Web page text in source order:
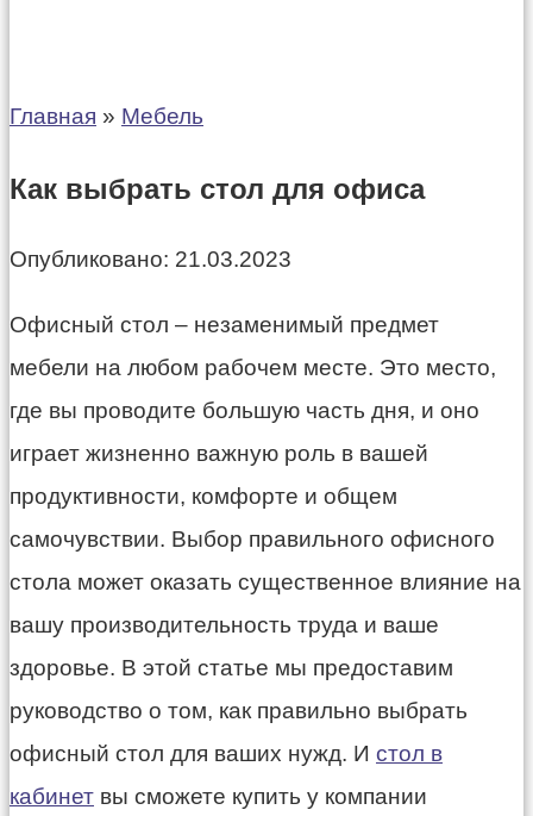
Главная » Мебель
Как выбрать стол для офиса
Опубликовано: 21.03.2023
Офисный стол – незаменимый предмет
мебели на любом рабочем месте. Это место,
где вы проводите большую часть дня, и оно
играет жизненно важную роль в вашей
продуктивности, комфорте и общем
самочувствии. Выбор правильного офисного
стола может оказать существенное влияние на
вашу производительность труда и ваше
здоровье. В этой статье мы предоставим
руководство о том, как правильно выбрать
офисный стол для ваших нужд. И стол в
кабинет вы сможете купить у компании